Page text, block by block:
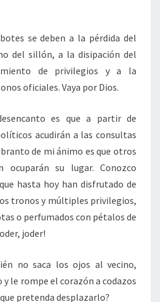
se deben a la pérdida del
del sillón, a la disipación del
de privilegios y a la
oficiales. Vaya por Dios.
es que a partir de
acudirán a las consultas
de mi ánimo es que otros
ocuparán su lugar. Conozco
hasta hoy han disfrutado de
tronos y múltiples privilegios,
o perfumados con pétalos de
joder!
no saca los ojos al vecino,
le rompe el corazón a codazos
pretenda desplazarlo?